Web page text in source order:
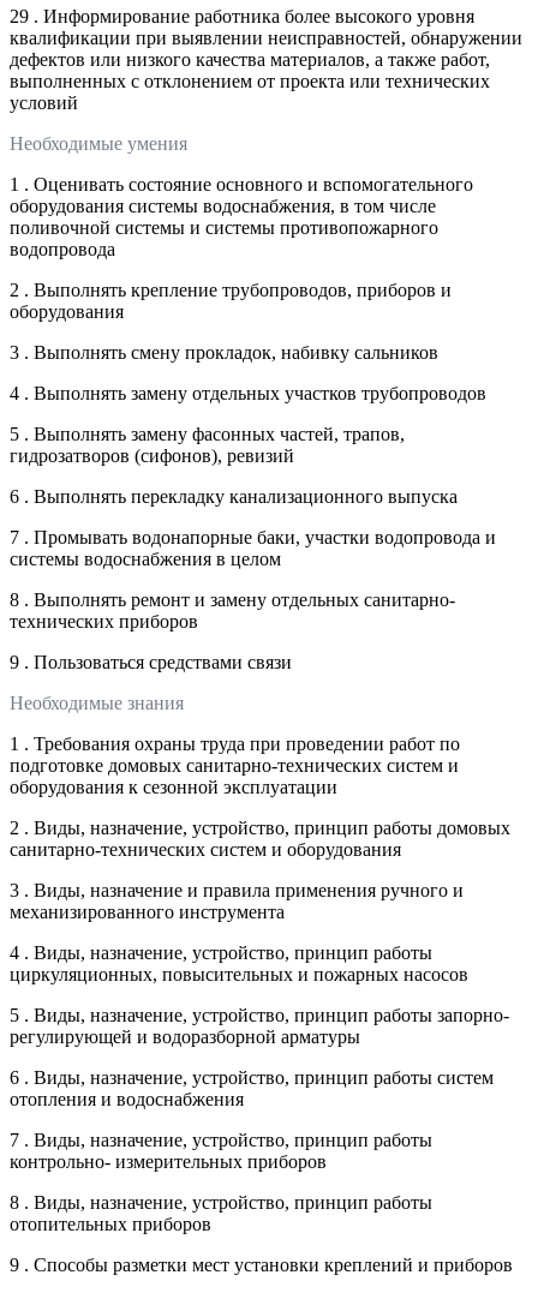
29 . Информирование работника более высокого уровня
квалификации при выявлении неисправностей, обнаружении
дефектов или низкого качества материалов, а также работ,
выполненных с отклонением от проекта или технических
условий
Необходимые умения
1 . Оценивать состояние основного и вспомогательного
оборудования системы водоснабжения, в том числе
поливочной системы и системы противопожарного
водопровода
2 . Выполнять крепление трубопроводов, приборов и
оборудования
3 . Выполнять смену прокладок, набивку сальников
4 . Выполнять замену отдельных участков трубопроводов
5 . Выполнять замену фасонных частей, трапов,
гидрозатворов (сифонов), ревизий
6 . Выполнять перекладку канализационного выпуска
7 . Промывать водонапорные баки, участки водопровода и
системы водоснабжения в целом
8 . Выполнять ремонт и замену отдельных санитарно-
технических приборов
9 . Пользоваться средствами связи
Необходимые знания
1 . Требования охраны труда при проведении работ по
подготовке домовых санитарно-технических систем и
оборудования к сезонной эксплуатации
2 . Виды, назначение, устройство, принцип работы домовых
санитарно-технических систем и оборудования
3 . Виды, назначение и правила применения ручного и
механизированного инструмента
4 . Виды, назначение, устройство, принцип работы
циркуляционных, повысительных и пожарных насосов
5 . Виды, назначение, устройство, принцип работы запорно-
регулирующей и водоразборной арматуры
6 . Виды, назначение, устройство, принцип работы систем
отопления и водоснабжения
7 . Виды, назначение, устройство, принцип работы
контрольно- измерительных приборов
8 . Виды, назначение, устройство, принцип работы
отопительных приборов
9 . Способы разметки мест установки креплений и приборов